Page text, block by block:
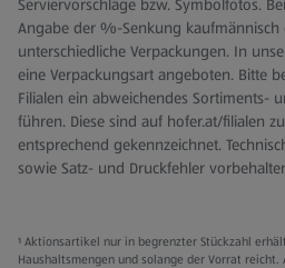
Serviervorschläge bzw. Symbolfotos.
Angabe der %-Senkung kaufmännisch
unterschiedliche Verpackungen. In
eine Verpackungsart angeboten. Bitte
Filialen ein abweichendes Sortiments-
führen. Diese sind auf hofer.at/filialen
entsprechend gekennzeichnet.
sowie Satz- und Druckfehler
¹ Aktionsartikel nur in begrenzter Stückzahl
Haushaltsmengen und solange der Vorrat